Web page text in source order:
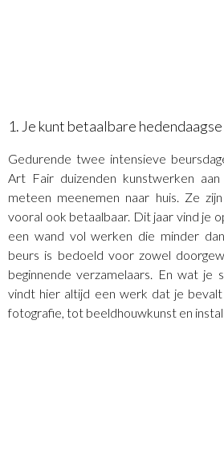
1. Je kunt betaalbare
Gedurende twee intensieve
Art Fair duizenden kunstwerken
meteen meenemen naar huis. Ze
vooral ook betaalbaar. Dit jaar vind je
een wand vol werken die minder
beurs is bedoeld voor zowel
beginnende verzamelaars. En wat je
vindt hier altijd een werk dat je
fotografie, tot beeldhouwkunst en